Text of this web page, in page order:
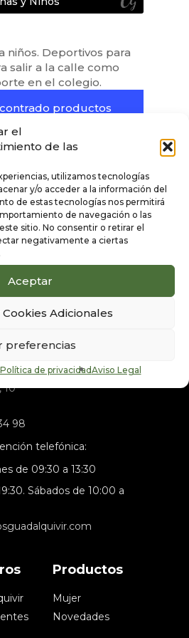
el
de las
utilizamos tecnologías
y/o acceder a la información del
de estas tecnologías nos permitirá
de navegación o las
sitio. No consentir o retirar el
negativamente a ciertas
Aceptar
Adicionales
preferencias
Política de privacidadAviso Legal
niños. Deportivos para
salir a la calle como
en el colegio.
productos
10
98
telefónica:
de 09:30 a 13:30
Sábados de 10:00 a
Productos
Mujer
Novedades